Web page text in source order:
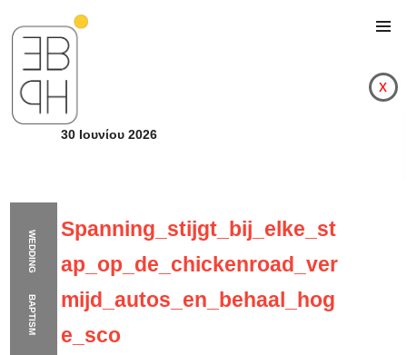
WEDDING
BAPTISM
x
30 Ιουνίου 2026
Spanning_stijgt_bij_elke_st
ap_op_de_chickenroad_ver
mijd_autos_en_behaal_hog
e_sco